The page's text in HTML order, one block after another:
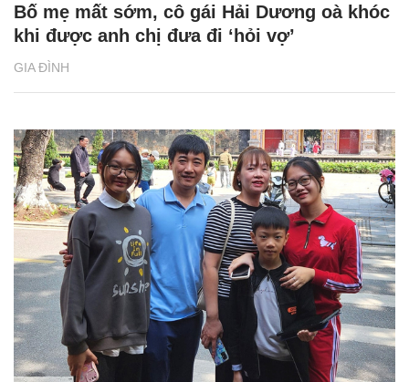
GIA ĐÌNH
Bố mẹ mất sớm, cô gái Hải Dương oà khóc
khi được anh chị đưa đi ‘hỏi vợ’